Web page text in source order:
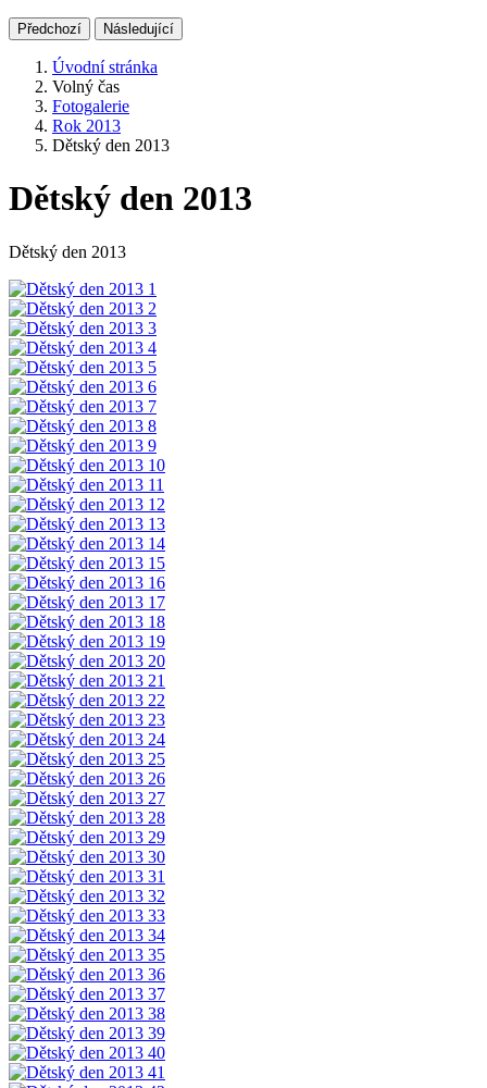
Předchozí Následující
Úvodní stránka
Volný čas
Fotogalerie
Rok 2013
Dětský den 2013
Dětský den 2013
Dětský den 2013